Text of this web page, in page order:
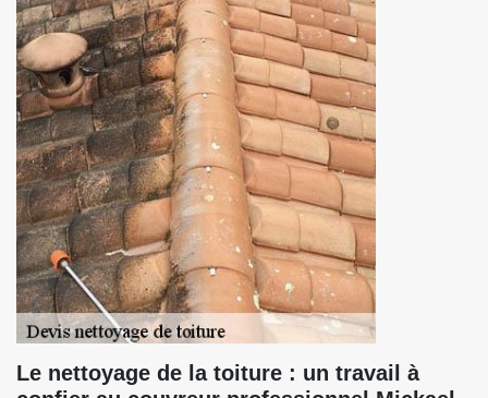
Le nettoyage de la toiture : un travail à